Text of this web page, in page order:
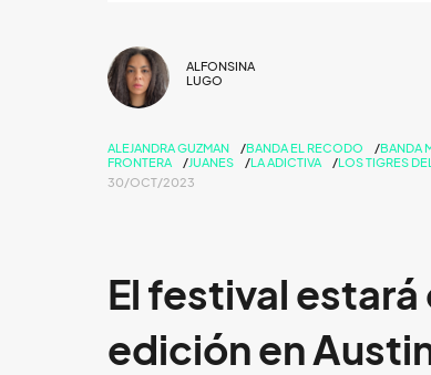
ALFONSINA
LUGO
ALEJANDRA GUZMAN BANDA EL RECODO BANDA
FRONTERA
JUANES LA ADICTIVA
LOS TIGRES
30/OCT/2023
El festival
edición en